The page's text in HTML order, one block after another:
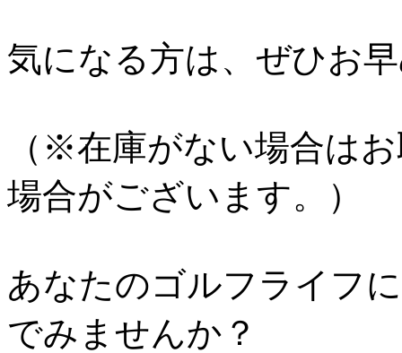
気になる方は、ぜひお
（※在庫がない場合は
場合がございます。）
あなたのゴルフライフ
でみませんか？